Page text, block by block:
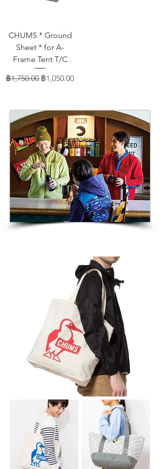
CHUMS * Ground
Sheet * for A-
Frame Tent T/C
ราคาปกติ
฿1,750.00 ราคาขายลด
฿1,050.00